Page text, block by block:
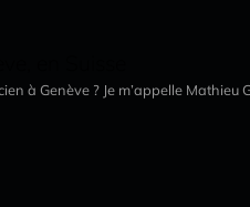
à Genève ? Je m’appelle Mathieu